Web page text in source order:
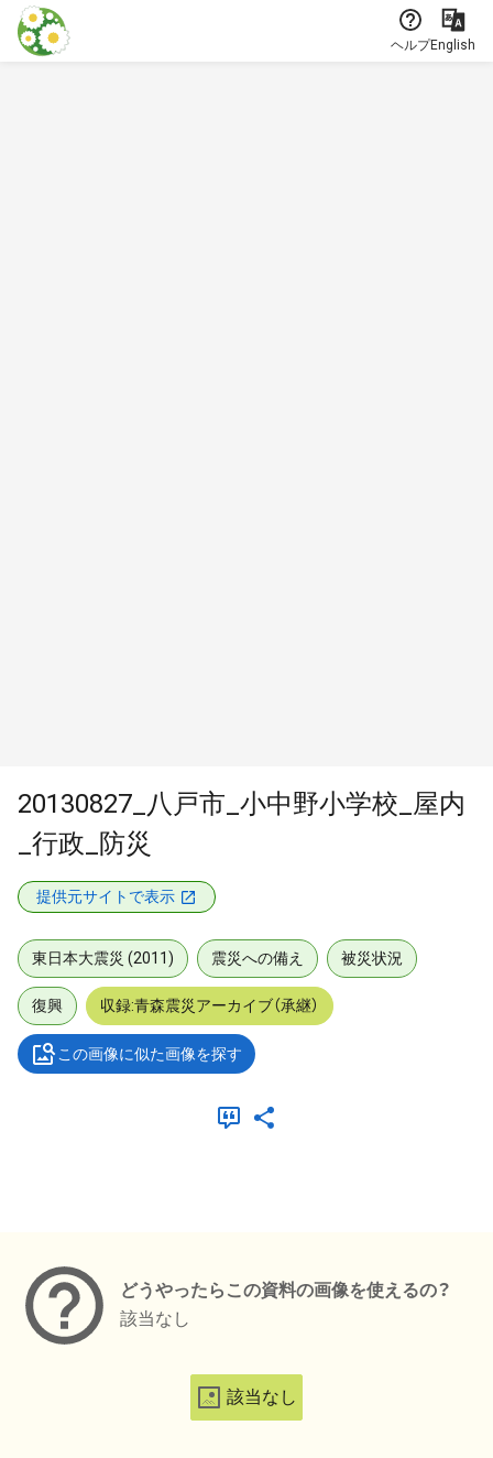
本文に飛ぶ
ヘルプEnglish
20130827_八戸市_小中野小学校_屋内
_行政_防災
提供元サイトで表示
東日本大震災 (2011) 震災への備え 被災状況
復興 収録:青森震災アーカイブ（承継）
この画像に似た画像を探す
どうやったらこの資料の画像を使えるの？
該当なし
該当なし